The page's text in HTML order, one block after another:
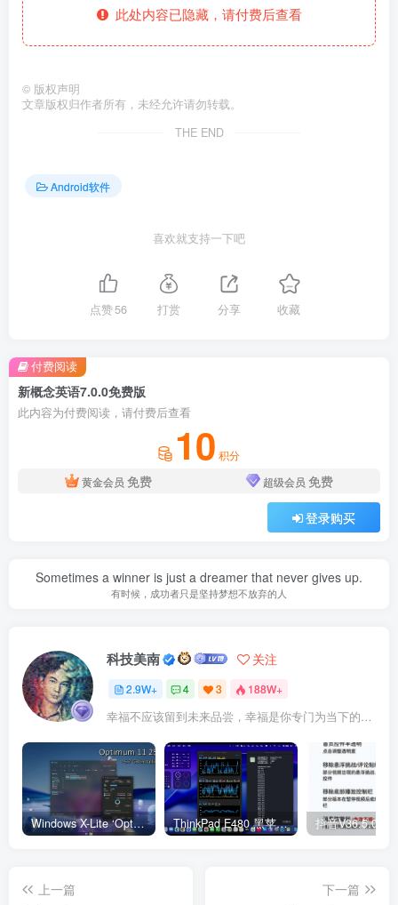
此处内容已隐藏，请付费后查看
© 版权声明
文章版权归作者所有，未经允许请勿转载。
THE END
Android软件
喜欢就支持一下吧
点赞56 打赏 分享 收藏
新概念英语7.0.0免费版
此内容为付费阅读，请付费后查看
10 积分
黄金会员 免费 超级会员 免费
登录购买
付费阅读
Sometimes a winner is just a dreamer that never gives up.
有时候，成功者只是坚持梦想不放弃的人
科技美南 关注
2.9W+ 4 3 188W+
幸福不应该留到未来品尝，幸福是你专门为当下的自己所准备的
Windows X-Lite ‘Optimum 11’ 25H2 Pro v2 ThinkPad E480 黑苹果完美Tahoe的EFI分享（2026.03.01更新） 抖音V36.5.0 内
上一篇
下一篇